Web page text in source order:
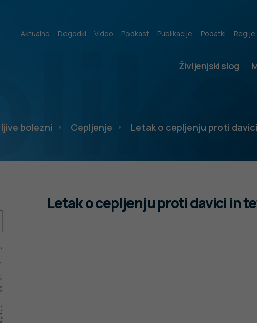
Aktualno Dogodki Video Podkast Publikacije Podatki Regije
Življenjski slog
bolezni Cepljenje Letak o cepljenju proti
Letak o cepljenju proti davici in